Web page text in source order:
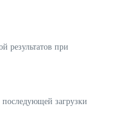
результатов при
загрузки